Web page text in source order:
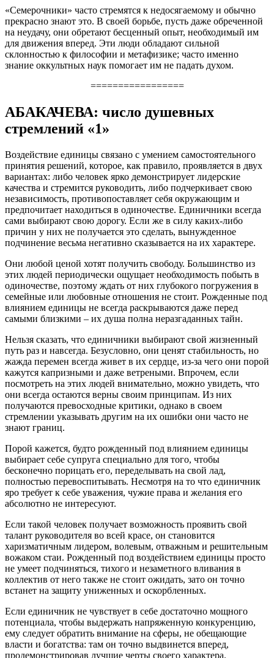
«Семерочники» часто стремятся к недосягаемому и обычно
прекрасно знают это. В своей борьбе, пусть даже обреченной
на неудачу, они обретают бесценный опыт, необходимый им
для движения вперед. Эти люди обладают сильной
склонностью к философии и метафизике; часто именно
знание оккультных наук помогает им не падать духом.
=================
АБАКАЧЕВА: число душевных
стремлений «1»
Воздействие единицы связано с умением самостоятельного
принятия решений, которое, как правило, проявляется в двух
вариантах: либо человек ярко демонстрирует лидерские
качества и стремится руководить, либо подчеркивает свою
независимость, противопоставляет себя окружающим и
предпочитает находиться в одиночестве. Единичники всегда
сами выбирают свою дорогу. Если же в силу каких-либо
причин у них не получается это сделать, вынужденное
подчинение весьма негативно сказывается на их характере.
Они любой ценой хотят получить свободу. Большинство из
этих людей периодически ощущает необходимость побыть в
одиночестве, поэтому ждать от них глубокого погружения в
семейные или любовные отношения не стоит. Рожденные под
влиянием единицы не всегда раскрываются даже перед
самыми близкими – их душа полна неразгаданных тайн.
Нельзя сказать, что единичники выбирают свой жизненный
путь раз и навсегда. Безусловно, они ценят стабильность, но
жажда перемен всегда живет в их сердце, из-за чего они порой
кажутся капризными и даже ветреными. Впрочем, если
посмотреть на этих людей внимательно, можно увидеть, что
они всегда остаются верны своим принципам. Из них
получаются превосходные критики, однако в своем
стремлении указывать другим на их ошибки они часто не
знают границ.
Порой кажется, будто рожденный под влиянием единицы
выбирает себе супруга специально для того, чтобы
бесконечно порицать его, переделывать на свой лад,
полностью перевоспитывать. Несмотря на то что единичник
яро требует к себе уважения, чужие права и желания его
абсолютно не интересуют.
Если такой человек получает возможность проявить свой
талант руководителя во всей красе, он становится
харизматичным лидером, волевым, отважным и решительным
вожаком стаи. Рожденный под воздействием единицы просто
не умеет подчиняться, тихого и незаметного вливания в
коллектив от него также не стоит ожидать, зато он точно
встанет на защиту униженных и оскорбленных.
Если единичник не чувствует в себе достаточно мощного
потенциала, чтобы выдержать напряженную конкуренцию,
ему следует обратить внимание на сферы, не обещающие
власти и богатства: там он точно выдвинется вперед,
продемонстрировав лучшие черты своего характера.